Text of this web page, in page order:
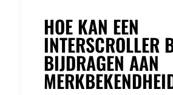
HOE KAN EEN
INTERSCROLLER
BIJDRAGEN AAN